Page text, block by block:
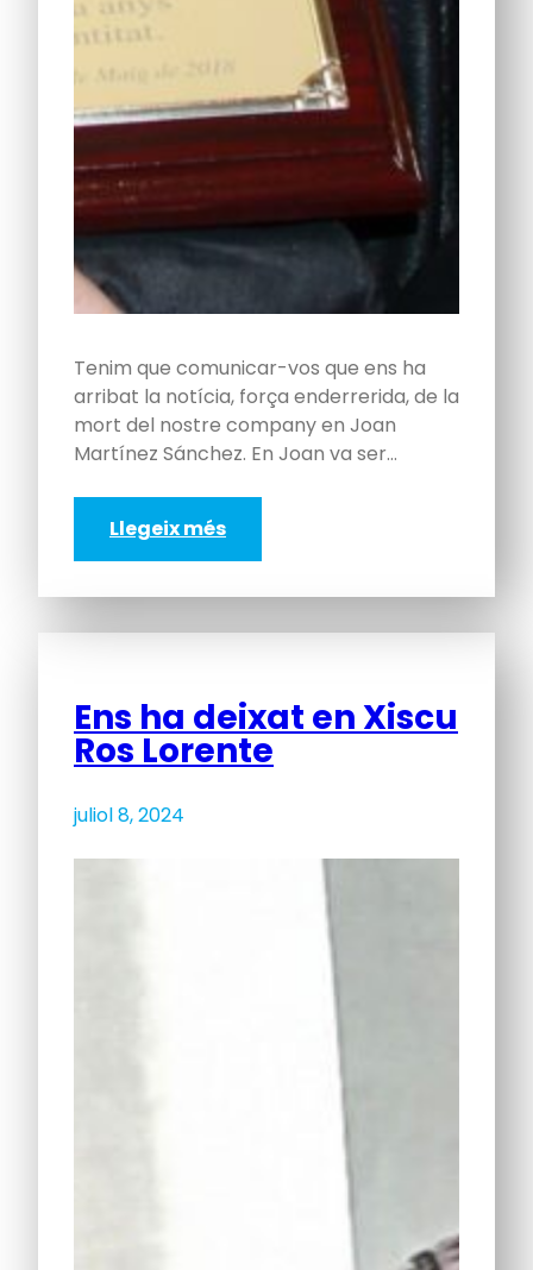
Tenim que comunicar-vos que ens ha
arribat la notícia, força enderrerida, de la
mort del nostre company en Joan
Martínez Sánchez. En Joan va ser…
Llegeix més
Ens ha deixat en Xiscu
Ros Lorente
juliol 8, 2024